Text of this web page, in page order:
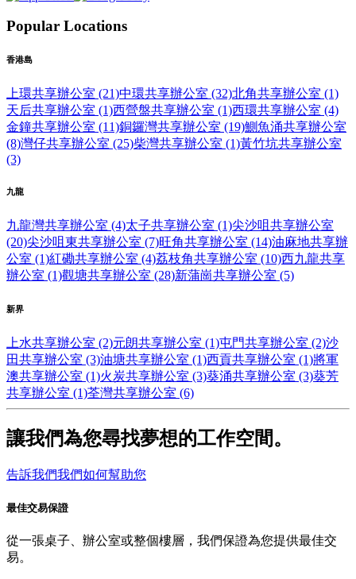
Popular Locations
香港島
上環共享辦公室 (21)中環共享辦公室 (32)北角共享辦公室 (1)
天后共享辦公室 (1)西營盤共享辦公室 (1)西環共享辦公室 (4)
金鐘共享辦公室 (11)銅鑼灣共享辦公室 (19)鰂魚涌共享辦公室
(8)灣仔共享辦公室 (25)柴灣共享辦公室 (1)黃竹坑共享辦公室
(3)
九龍
九龍灣共享辦公室 (4)太子共享辦公室 (1)尖沙咀共享辦公室
(20)尖沙咀東共享辦公室 (7)旺角共享辦公室 (14)油麻地共享辦
公室 (1)紅磡共享辦公室 (4)荔枝角共享辦公室 (10)西九龍共享
辦公室 (1)觀塘共享辦公室 (28)新蒲崗共享辦公室 (5)
新界
上水共享辦公室 (2)元朗共享辦公室 (1)屯門共享辦公室 (2)沙
田共享辦公室 (3)油塘共享辦公室 (1)西貢共享辦公室 (1)將軍
澳共享辦公室 (1)火炭共享辦公室 (3)葵涌共享辦公室 (3)葵芳
共享辦公室 (1)荃灣共享辦公室 (6)
讓我們為您尋找夢想的工作空間。
告訴我們我們如何幫助您
最佳交易保證
從一張桌子、辦公室或整個樓層，我們保證為您提供最佳交
易。